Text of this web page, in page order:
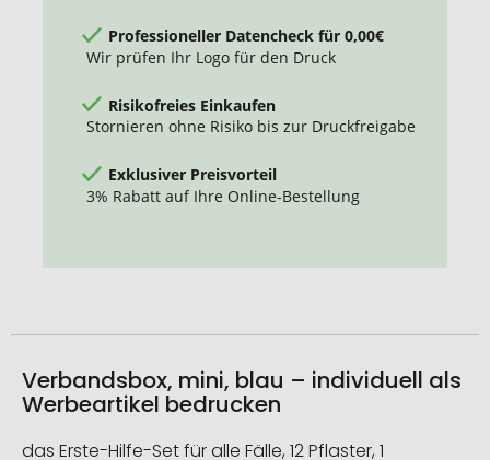
Professioneller Datencheck für 0,00€
Wir prüfen Ihr Logo für den Druck
Risikofreies Einkaufen
Stornieren ohne Risiko bis zur Druckfreigabe
Exklusiver Preisvorteil
3% Rabatt auf Ihre Online-Bestellung
Verbandsbox, mini, blau – individuell als
Werbeartikel bedrucken
das Erste-Hilfe-Set für alle Fälle, 12 Pflaster, 1